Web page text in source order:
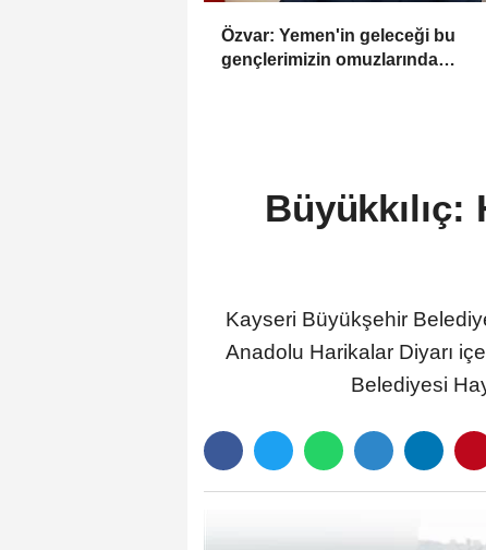
Özvar: Yemen'in geleceği bu
gençlerimizin omuzlarında
Kayseri Büyükşehir
Anadolu Harikalar Diyarı
Belediyesi